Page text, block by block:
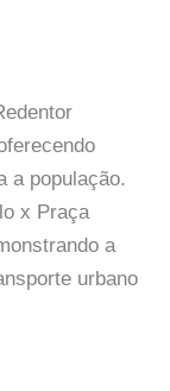
a população.
x Praça
a
urbano